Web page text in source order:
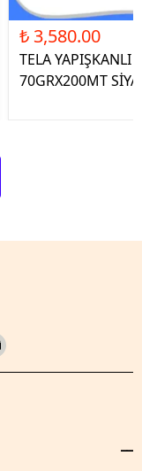
₺ 3,580.00
TELA YAPIŞKANLI
70GRX200MT